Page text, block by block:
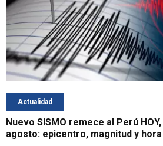
Actualidad
Nuevo SISMO remece al Perú
agosto: epicentro, magnitud y hora